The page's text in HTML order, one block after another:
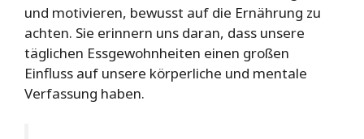
und motivieren, bewusst auf die Ernährung zu
achten. Sie erinnern uns daran, dass unsere
täglichen Essgewohnheiten einen großen
Einfluss auf unsere körperliche und mentale
Verfassung haben.